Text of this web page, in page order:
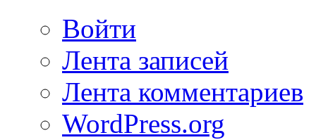
Войти
Лента записей
Лента комментариев
WordPress.org